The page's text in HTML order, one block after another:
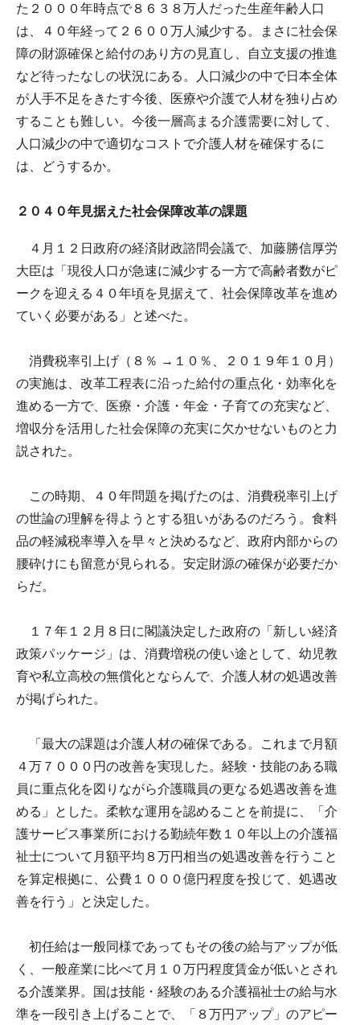
た２０００年時点で８６３８万人だった生産年齢人口
は、４０年経って２６００万人減少する。まさに社会保
障の財源確保と給付のあり方の見直し、自立支援の推進
など待ったなしの状況にある。人口減少の中で日本全体
が人手不足をきたす今後、医療や介護で人材を独り占め
することも難しい。今後一層高まる介護需要に対して、
人口減少の中で適切なコストで介護人材を確保するに
は、どうするか。
２０４０年見据えた社会保障改革の課題
４月１２日政府の経済財政諮問会議で、加藤勝信厚労
大臣は「現役人口が急速に減少する一方で高齢者数がピ
ークを迎える４０年頃を見据えて、社会保障改革を進め
ていく必要がある」と述べた。
消費税率引上げ（８％ →１０％、２０１９年１０月）
の実施は、改革工程表に沿った給付の重点化・効率化を
進める一方で、医療・介護・年金・子育ての充実など、
増収分を活用した社会保障の充実に欠かせないものと力
説された。
この時期、４０年問題を掲げたのは、消費税率引上げ
の世論の理解を得ようとする狙いがあるのだろう。食料
品の軽減税率導入を早々と決めるなど、政府内部からの
腰砕けにも留意が見られる。安定財源の確保が必要だか
らだ。
１７年１２月８日に閣議決定した政府の「新しい経済
政策パッケージ」は、消費増税の使い途として、幼児教
育や私立高校の無償化とならんで、介護人材の処遇改善
が掲げられた。
「最大の課題は介護人材の確保である。これまで月額
４万７０００円の改善を実現した。経験・技能のある職
員に重点化を図りながら介護職員の更なる処遇改善を進
める」とした。柔軟な運用を認めることを前提に、「介
護サービス事業所における勤続年数１０年以上の介護福
祉士について月額平均８万円相当の処遇改善を行うこと
を算定根拠に、公費１０００億円程度を投じて、処遇改
善を行う」と決定した。
初任給は一般同様であってもその後の給与アップが低
く、一般産業に比べて月１０万円程度賃金が低いとされ
る介護業界。国は技能・経験のある介護福祉士の給与水
準を一段引き上げることで、「８万円アップ」のアピー